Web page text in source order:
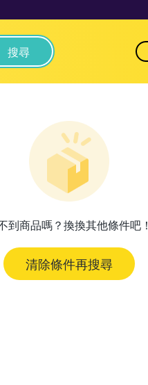
搜尋
到商品嗎？換換其他條件吧！
清除條件再搜尋